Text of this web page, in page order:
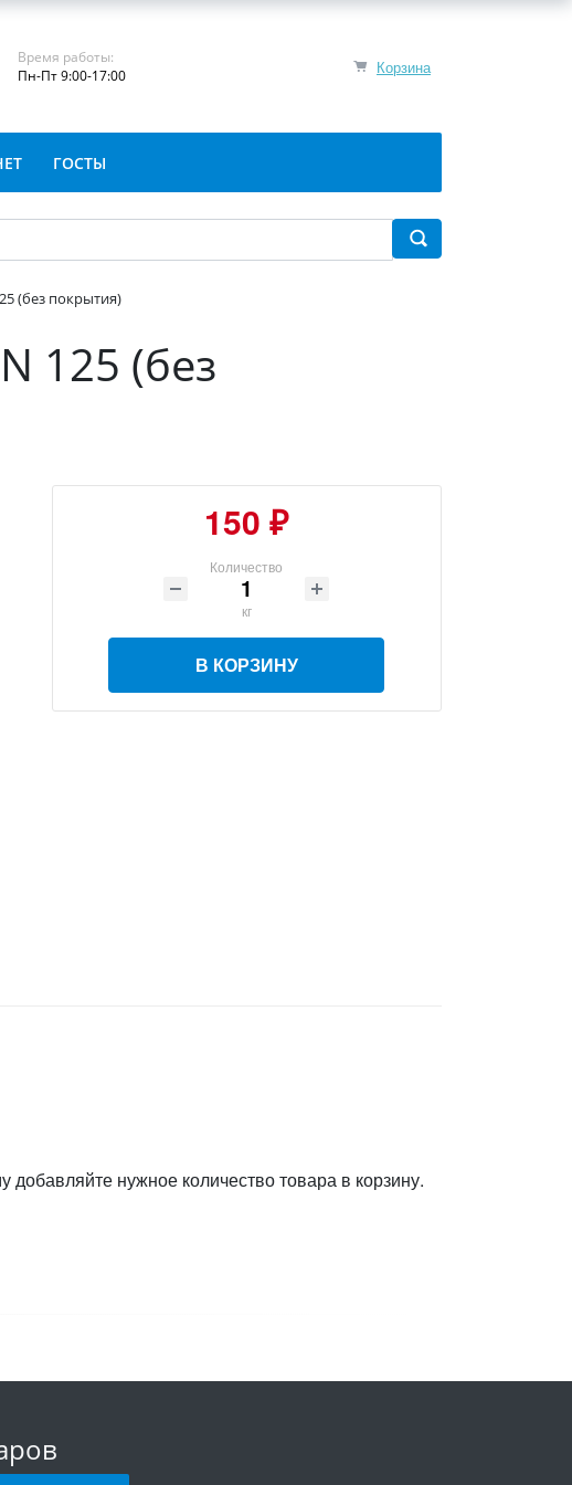
Корзина
Время работы:
Пн-Пт 9:00-17:00
ГОСТЫ
(без покрытия)
125 (без
150 ₽
Количество
кг
В КОРЗИНУ
нужное количество товара в корзину.